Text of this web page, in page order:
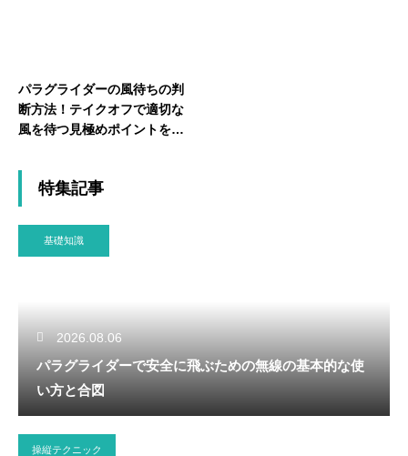
パラグライダーの風待ちの判
断方法！テイクオフで適切な
風を待つ見極めポイントを解
特集記事
基礎知識
2026.08.06
パラグライダーで安全に飛ぶための無線の基本的な使
い方と合図
操縦テクニック